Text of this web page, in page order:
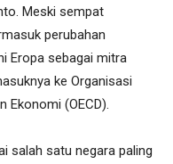
Meski sempat
perubahan
Eropa sebagai mitra
ke Organisasi
Ekonomi (OECD).
salah satu negara paling